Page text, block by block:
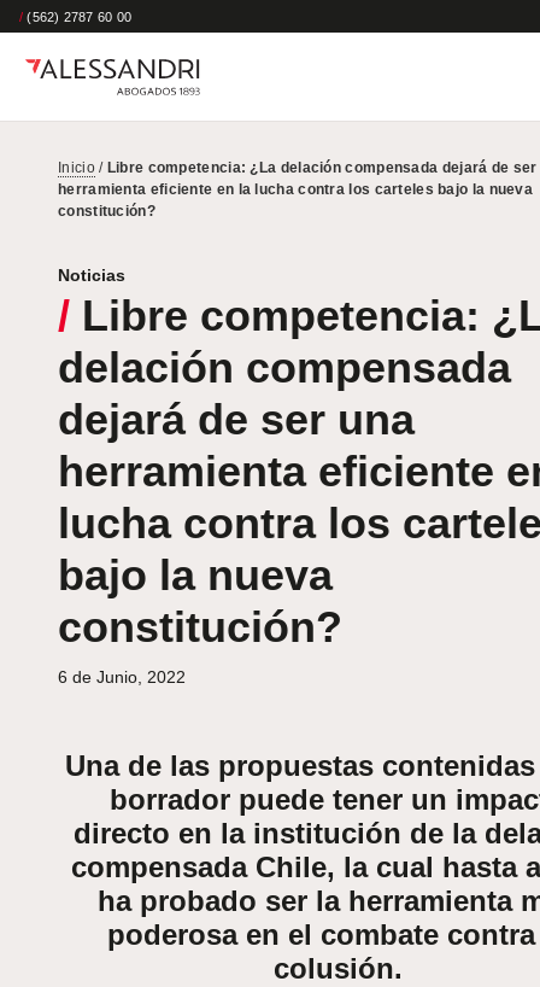
/ (562) 2787 60 00
Inicio/ Libre competencia: ¿La delación compensada dejará de ser
herramienta eficiente en la lucha contra los carteles bajo la nueva
constitución?
Noticias
/ Libre competencia:
delación compensada
dejará de ser una
herramienta eficiente
lucha contra los
bajo la nueva
constitución?
6 de Junio, 2022
Una de las propuestas
borrador puede tener un
directo en la institución de la
compensada Chile, la cual hasta
ha probado ser la herramienta
poderosa en el combate
colusión.